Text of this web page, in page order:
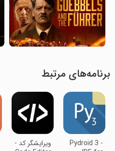
برنامه‌های مرتبط
Pydroid 3 -
ویرایشگر کد -